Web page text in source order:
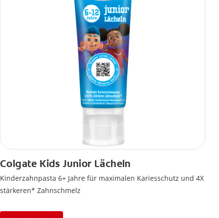
Colgate Kids Junior Lächeln
Kinderzahnpasta 6+ Jahre für maximalen Kariesschutz und 4X
stärkeren* Zahnschmelz